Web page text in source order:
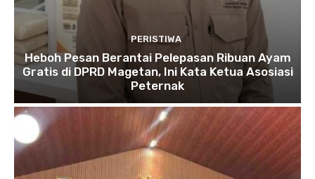
PERISTIWA
Heboh Pesan Berantai Pelepasan Ribuan Ayam
Gratis di DPRD Magetan, Ini Kata Ketua Asosiasi
Peternak